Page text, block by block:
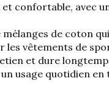
confortable, avec
de coton
les vêtements de
et dure
usage quotidien en